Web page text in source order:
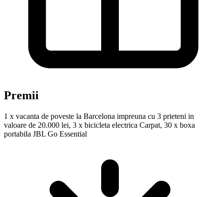
Premii
1 x vacanta de poveste la Barcelona impreuna cu 3 prieteni in
valoare de 20.000 lei, 3 x bicicleta electrica Carpat, 30 x boxa
portabila JBL Go Essential